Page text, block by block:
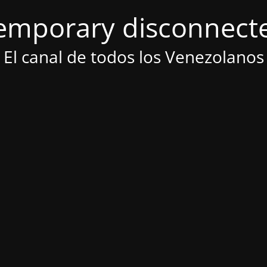
El canal de todos los Venezolanos